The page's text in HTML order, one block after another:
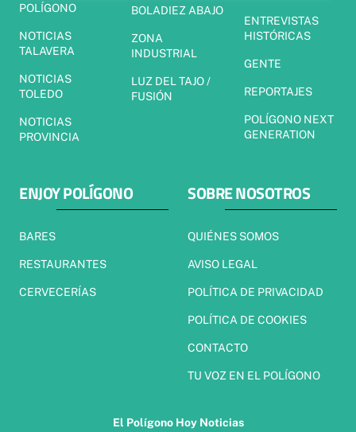
POLÍGONO
NOTICIAS
TALAVERA
NOTICIAS
TOLEDO
NOTICIAS
PROVINCIA
BOLADIEZ ABAJO
ZONA
INDUSTRIAL
LUZ DEL TAJO /
FUSIÓN
ENTREVISTAS
HISTÓRICAS
GENTE
REPORTAJES
POLÍGONO NEXT
GENERATION
ENJOY POLÍGONO
BARES
RESTAURANTES
CERVECERÍAS
SOBRE NOSOTROS
QUIÉNES SOMOS
AVISO LEGAL
POLÍTICA DE PRIVACIDAD
POLÍTICA DE COOKIES
CONTACTO
TU VOZ EN EL POLÍGONO
El Polígono Hoy Noticias